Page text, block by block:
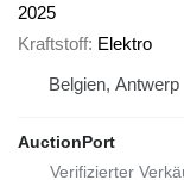
2025
Kraftstoff Elektro
Belgien, Antwerp
AuctionPort